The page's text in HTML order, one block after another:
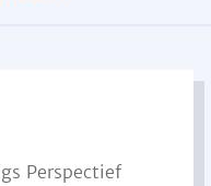
Perspectief